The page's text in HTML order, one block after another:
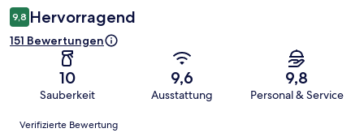
9,8 Hervorragend
151 Bewertungen
10
Sauberkeit
9,6
Ausstattung
9,8
Personal & Service
Bewertungen
Verifizierte Bewertung